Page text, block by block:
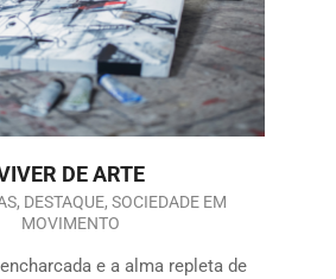
DE ARTE
, DESTAQUE, SOCIEDADE EM
MOVIMENTO
e a alma repleta de